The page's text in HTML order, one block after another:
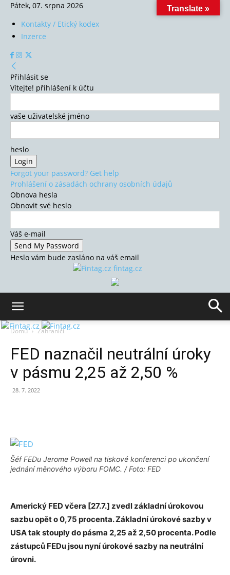
Pátek, 07. srpna 2026
Kontakty / Etický kodex
Inzerce
Přihlásit se
Vítejte! přihlášení k účtu
vaše uživatelské jméno
heslo
Forgot your password? Get help
Prohlášení o zásadách ochrany osobních údajů
Obnova hesla
Obnovit své heslo
Váš e-mail
Heslo vám bude zasláno na váš email
fintag.cz
Domů Zahraničí
FED naznačil neutrální úroky
v pásmu 2,25 až 2,50 %
28. 7. 2022
Šéf FEDu Jerome Powell na tiskové konferenci po ukončení
jednání měnového výboru FOMC. / Foto: FED
Americký FED včera [27.7.] zvedl základní úrokovou
sazbu opět o 0,75 procenta. Základní úrokové sazby v
USA tak stouply do pásma 2,25 až 2,50 procenta.Podle
zástupců FEDu jsou nyní úrokové sazby na neutrální
úrovni.
Translate »